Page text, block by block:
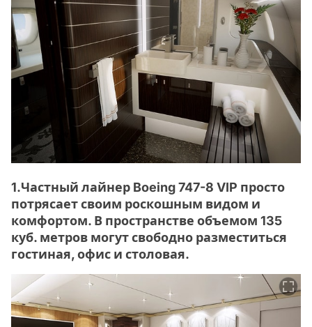
1.Частный лайнер Boeing 747-8 VIP просто
потрясает своим роскошным видом и
комфортом. В пространстве объемом 135
куб. метров могут свободно разместиться
гостиная, офис и столовая.